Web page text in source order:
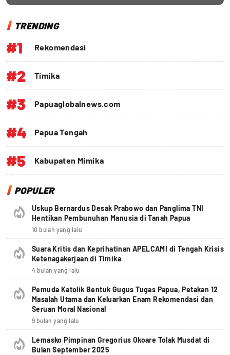
TRENDING
#1 Rekomendasi
#2 Timika
#3 Papuaglobalnews.com
#4 Papua Tengah
#5 Kabupaten Mimika
POPULER
Uskup Bernardus Desak Prabowo dan Panglima TNI
Hentikan Pembunuhan Manusia di Tanah Papua
10 bulan yang lalu
Suara Kritis dan Keprihatinan APELCAMI di Tengah Krisis
Ketenagakerjaan di Timika
4 bulan yang lalu
Pemuda Katolik Bentuk Gugus Tugas Papua, Petakan 12
Masalah Utama dan Keluarkan Enam Rekomendasi dan
Seruan Moral Nasional
9 bulan yang lalu
Lemasko Pimpinan Gregorius Okoare Tolak Musdat di
Bulan September 2025